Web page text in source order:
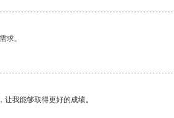
求。
我能够取得更好的成绩。